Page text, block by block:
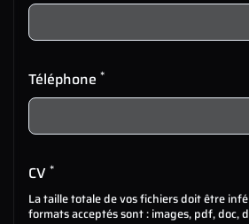
Téléphone *
CV *
La taille totale de vos fichiers doit être
formats acceptés sont : images, pdf, doc,